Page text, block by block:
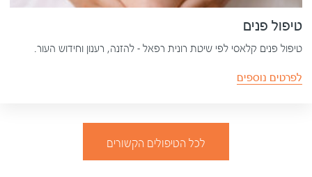
טיפול פנים
טיפול פנים קלאסי לפי שיטת רונית רפאל – להזנה, רענון וחידוש העור.
לפרטים נוספים
לכל הטיפולים הקשורים